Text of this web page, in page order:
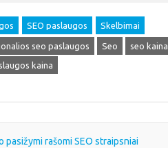
SEO paslaugos Skelbimai
seo paslaugos Seo seo kaina
kaina
pasižymi rašomi SEO straipsniai